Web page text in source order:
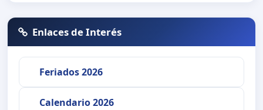
Enlaces de Interés
Feriados 2026
Calendario 2026